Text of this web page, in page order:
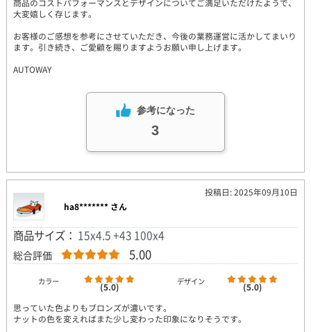
商品のコストパフォーマンスとデザインについてご満足いただけたようで、
大変嬉しく存じます。
お客様のご感想を参考にさせていただき、今後の業務運営に活かしてまいり
ます。引き続き、ご愛顧を賜りますようお願い申し上げます。
AUTOWAY
参考になった
3
投稿日: 2025年09月10日
ha8******* さん
商品サイズ： 15x4.5 +43 100x4
総合評価 5.00
カラー (5.0) デザイン
(5.0)
思っていた色よりもブロンズが濃いです。
ナットの色を変えればまた少し変わった印象になりそうです。